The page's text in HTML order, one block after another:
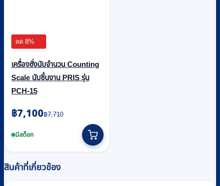
ลด 8%
เครื่องชั่งนับจำนวน Counting
Scale นับชิ้นงาน PRIS รุ่น
PCH-15
฿7,710
Original
price
was:
฿7,100
Current
price
is:มีสต็อก
สินค้าที่เกี่ยวข้อง